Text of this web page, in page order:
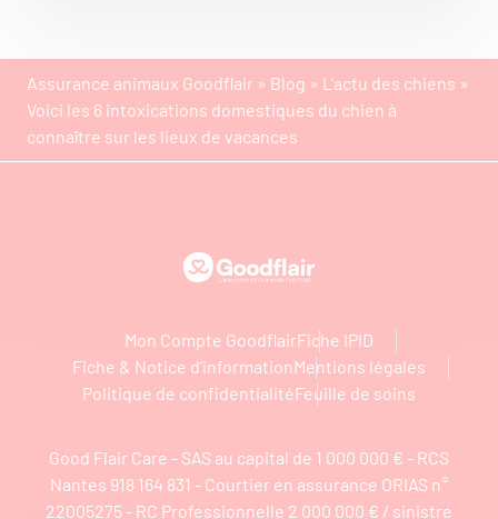
Assurance animaux Goodflair » Blog » L'actu des chiens »
Voici les 6 intoxications domestiques du chien à
connaître sur les lieux de vacances
Goodflair
Mon Compte GoodflairFiche IPID
Fiche & Notice d’informationMentions légales
Politique de confidentialitéFeuille de soins
Good Flair Care - SAS au capital de 1 000 000 € - RCS
Nantes 918 164 831 - Courtier en assurance ORIAS n°
22005275 - RC Professionnelle 2 000 000 € / sinistre